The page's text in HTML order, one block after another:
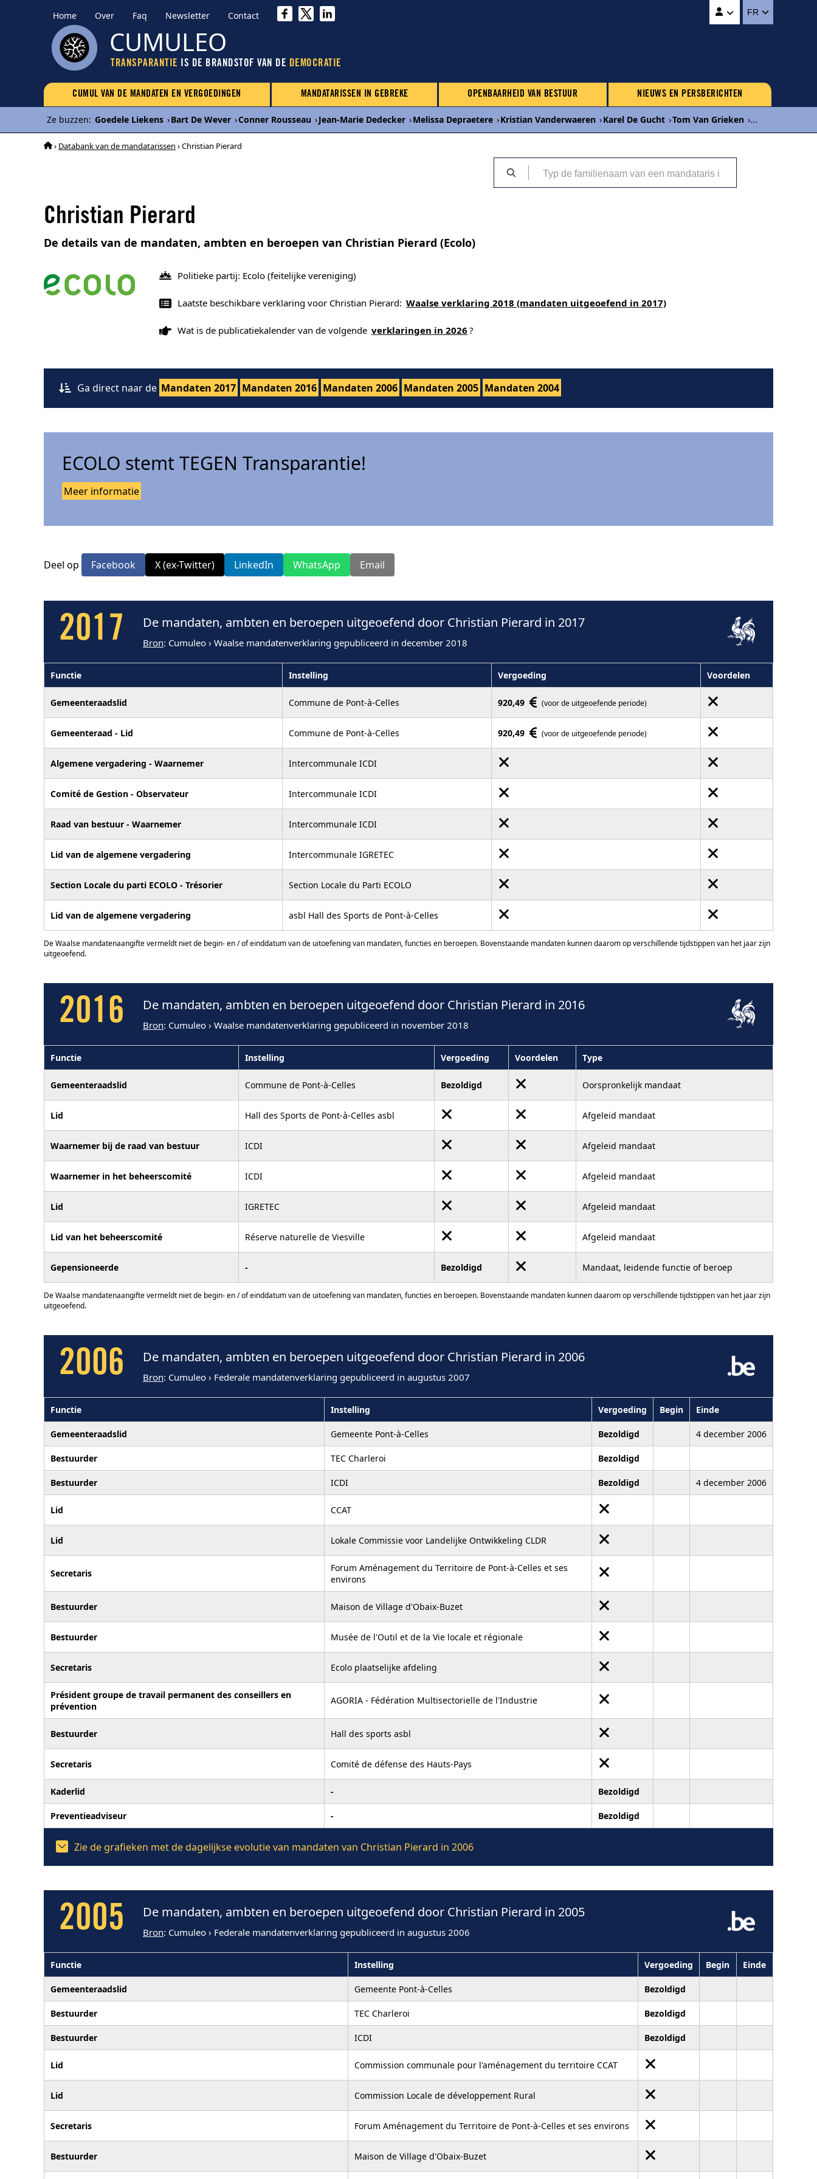
Home Over Faq Newsletter Contact FR
CUMULEO
TRANSPARANTIE IS DE BRANDSTOF VAN DE DEMOCRATIE
CUMUL VAN DE MANDATEN EN VERGOEDINGEN MANDATARISSEN IN GEBREKE OPENBAARHEID VAN BESTUUR NIEUWS EN PERSBERICHTEN
Ze buzzen: Goedele Liekens ›Bart De Wever ›Conner Rousseau ›Jean-Marie Dedecker ›Melissa Depraetere ›Kristian Vanderwaeren ›Karel De Gucht ›Tom Van Grieken ›...
› Databank van de mandatarissen › Christian Pierard
Christian Pierard
De details van de mandaten, ambten en beroepen van Christian Pierard (Ecolo)
Politieke partij: Ecolo (feitelijke vereniging)
Laatste beschikbare verklaring voor Christian Pierard: Waalse verklaring 2018 (mandaten uitgeoefend in 2017)
Wat is de publicatiekalender van de volgende verklaringen in 2026 ?
Ga direct naar de Mandaten 2017 Mandaten 2016 Mandaten 2006 Mandaten 2005 Mandaten 2004
ECOLO stemt TEGEN Transparantie!
Meer informatie
Deel op Facebook X (ex-Twitter) LinkedIn WhatsApp Email
2017 De mandaten, ambten en beroepen uitgeoefend door Christian Pierard in 2017
Bron: Cumuleo › Waalse mandatenverklaring gepubliceerd in december 2018
Functie Instelling Vergoeding Voordelen
Gemeenteraadslid Commune de Pont-à-Celles 920,49 (voor de uitgeoefende periode)
Gemeenteraad - Lid Commune de Pont-à-Celles 920,49 (voor de uitgeoefende periode)
Algemene vergadering - Waarnemer Intercommunale ICDI
Comité de Gestion - Observateur Intercommunale ICDI
Raad van bestuur - Waarnemer Intercommunale ICDI
Lid van de algemene vergadering Intercommunale IGRETEC
Section Locale du parti ECOLO - Trésorier Section Locale du Parti ECOLO
Lid van de algemene vergadering asbl Hall des Sports de Pont-à-Celles
De Waalse mandatenaangifte vermeldt niet de begin- en / of einddatum van de uitoefening van mandaten, functies en beroepen. Bovenstaande mandaten kunnen daarom op verschillende tijdstippen van het jaar zijn
uitgeoefend.
2016 De mandaten, ambten en beroepen uitgeoefend door Christian Pierard in 2016
Bron: Cumuleo › Waalse mandatenverklaring gepubliceerd in november 2018
Functie Instelling Vergoeding Voordelen Type
Gemeenteraadslid Commune de Pont-à-Celles Bezoldigd Oorspronkelijk mandaat
Lid Hall des Sports de Pont-à-Celles asbl Afgeleid mandaat
Waarnemer bij de raad van bestuur ICDI Afgeleid mandaat
Waarnemer in het beheerscomité ICDI Afgeleid mandaat
Lid IGRETEC Afgeleid mandaat
Lid van het beheerscomité Réserve naturelle de Viesville Afgeleid mandaat
Gepensioneerde - Bezoldigd Mandaat, leidende functie of beroep
De Waalse mandatenaangifte vermeldt niet de begin- en / of einddatum van de uitoefening van mandaten, functies en beroepen. Bovenstaande mandaten kunnen daarom op verschillende tijdstippen van het jaar zijn
uitgeoefend.
2006 De mandaten, ambten en beroepen uitgeoefend door Christian Pierard in 2006
Bron: Cumuleo › Federale mandatenverklaring gepubliceerd in augustus 2007
Functie Instelling Vergoeding Begin Einde
Gemeenteraadslid Gemeente Pont-à-Celles Bezoldigd 4 december 2006
Bestuurder TEC Charleroi Bezoldigd
Bestuurder ICDI Bezoldigd 4 december 2006
Lid CCAT
Lid Lokale Commissie voor Landelijke Ontwikkeling CLDR
Secretaris
Forum Aménagement du Territoire de Pont-à-Celles et ses
environs
Bestuurder Maison de Village d'Obaix-Buzet
Bestuurder Musée de l'Outil et de la Vie locale et régionale
Secretaris Ecolo plaatselijke afdeling
Président groupe de travail permanent des conseillers en
prévention
AGORIA - Fédération Multisectorielle de l'Industrie
Bestuurder Hall des sports asbl
Secretaris Comité de défense des Hauts-Pays
Kaderlid - Bezoldigd
Preventieadviseur - Bezoldigd
Zie de grafieken met de dagelijkse evolutie van mandaten van Christian Pierard in 2006
2005 De mandaten, ambten en beroepen uitgeoefend door Christian Pierard in 2005
Bron: Cumuleo › Federale mandatenverklaring gepubliceerd in augustus 2006
Functie Instelling Vergoeding Begin Einde
Gemeenteraadslid Gemeente Pont-à-Celles Bezoldigd
Bestuurder TEC Charleroi Bezoldigd
Bestuurder ICDI Bezoldigd
Lid Commission communale pour l'aménagement du territoire CCAT
Lid Commission Locale de développement Rural
Secretaris Forum Aménagement du Territoire de Pont-à-Celles et ses environs
Bestuurder Maison de Village d'Obaix-Buzet